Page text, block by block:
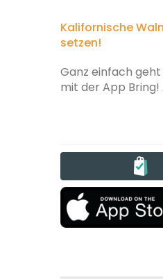
Kalifornische
setzen!
Ganz einfach geht
mit der App Bring!